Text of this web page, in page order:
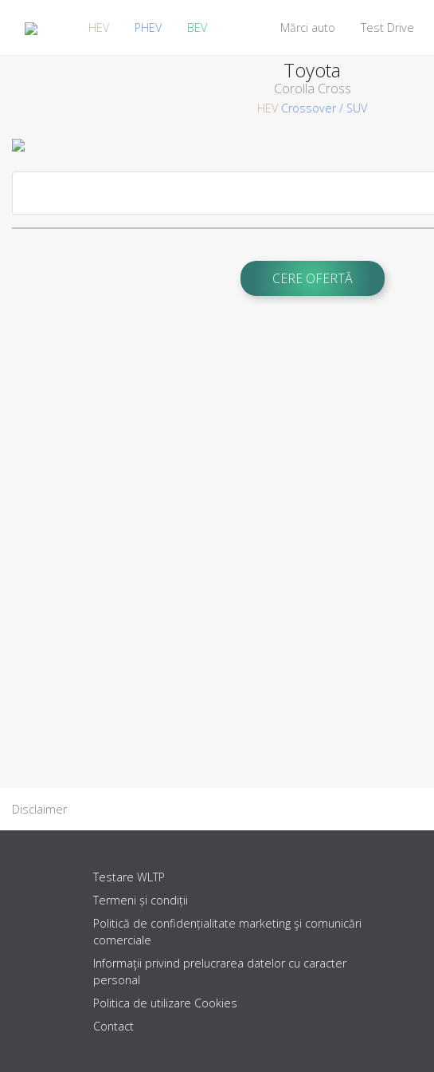
HEV PHEV BEV Mărci auto Test Drive
Toyota
Corolla Cross
HEV Crossover / SUV
CERE OFERTĂ
Disclaimer
Testare WLTP
Termeni și condiții
Politică de confidențialitate marketing şi comunicări
comerciale
Informaţii privind prelucrarea datelor cu caracter
personal
Politica de utilizare Cookies
Contact